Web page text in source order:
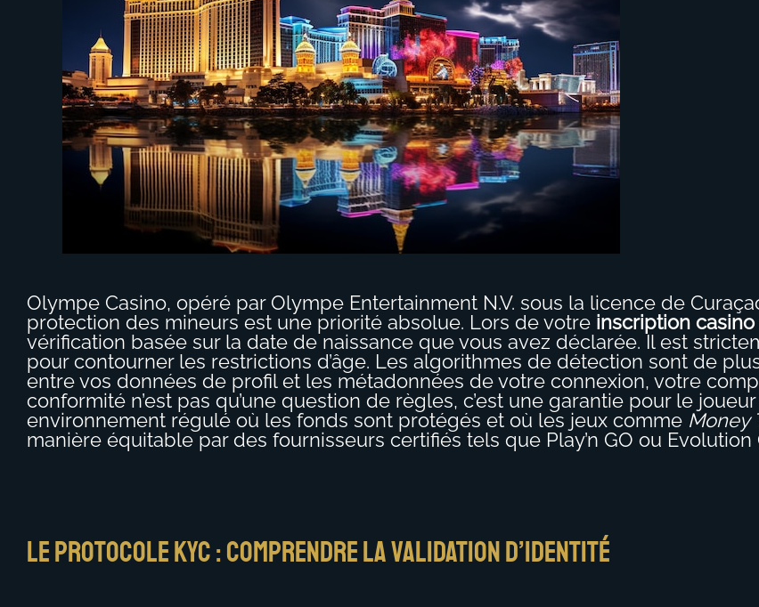
Olympe Casino, opéré par Olympe Entertainment N.V. sous la licence de
protection des mineurs est une priorité absolue. Lors de votre inscription
vérification basée sur la date de naissance que vous avez déclarée. Il est
pour contourner les restrictions d’âge. Les algorithmes de détection sont de
entre vos données de profil et les métadonnées de votre connexion, votre
conformité n’est pas qu’une question de règles, c’est une garantie pour le
environnement régulé où les fonds sont protégés et où les jeux comme Money
manière équitable par des fournisseurs certifiés tels que Play’n GO ou Evolution
Le protocole KYC : comprendre la validation d’identité